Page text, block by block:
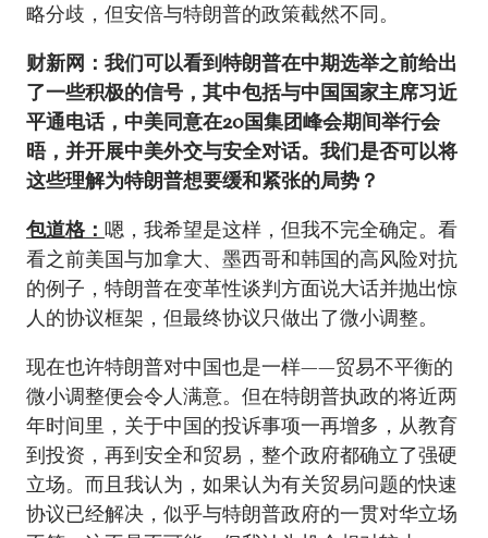
略分歧，但安倍与特朗普的政策截然不同。
财新网：我们可以看到特朗普在中期选举之前给出
了一些积极的信号，其中包括与中国国家主席习近
平通电话，中美同意在20国集团峰会期间举行会
晤，并开展中美外交与安全对话。我们是否可以将
这些理解为特朗普想要缓和紧张的局势？
包道格： 嗯，我希望是这样，但我不完全确定。看
看之前美国与加拿大、墨西哥和韩国的高风险对抗
的例子，特朗普在变革性谈判方面说大话并抛出惊
人的协议框架，但最终协议只做出了微小调整。
现在也许特朗普对中国也是一样——贸易不平衡的
微小调整便会令人满意。但在特朗普执政的将近两
年时间里，关于中国的投诉事项一再增多，从教育
到投资，再到安全和贸易，整个政府都确立了强硬
立场。而且我认为，如果认为有关贸易问题的快速
协议已经解决，似乎与特朗普政府的一贯对华立场